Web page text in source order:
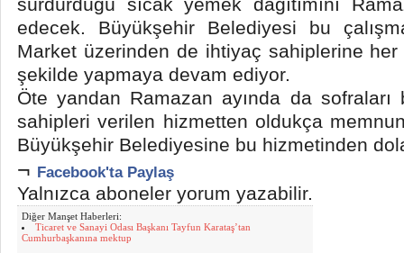
edecek. Büyükşehir Belediyesi bu
Market üzerinden de ihtiyaç sahiplerine her
şekilde yapmaya devam ediyor.
Öte yandan Ramazan ayında da
sahipleri verilen hizmetten oldukça
Büyükşehir Belediyesine bu hizmetinden
¬ Facebook'ta Paylaş
Yalnızca aboneler yorum yazabilir.
Diğer Manşet Haberleri:
Ticaret ve Sanayi Odası Başkanı Tayfun Karataş’tan
Cumhurbaşkanına mektup